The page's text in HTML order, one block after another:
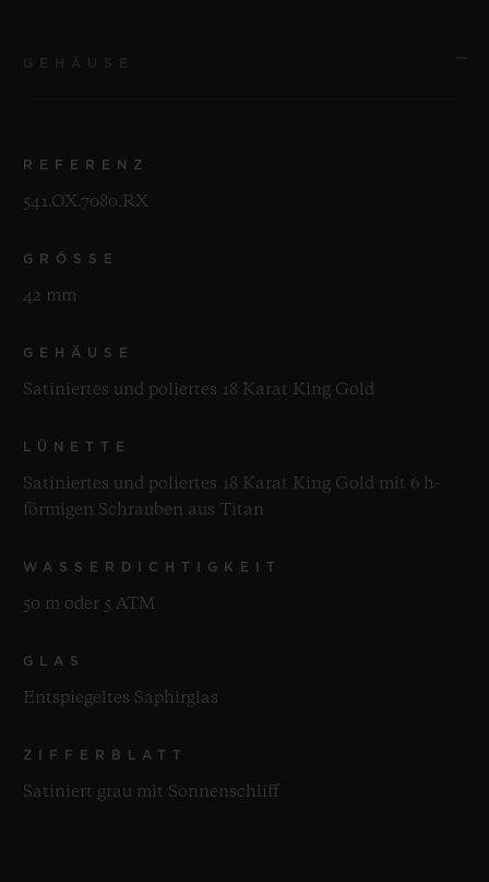
REFERENZ
541.OX.7080.RX
GRÖSSE
42 mm
GEHÄUSE
Satiniertes und poliertes 18 Karat King Gold
LÜNETTE
Satiniertes und poliertes 18 Karat King Gold mit 6 h-
förmigen Schrauben aus Titan
WASSERDICHTIGKEIT
50 m oder 5 ATM
GLAS
Entspiegeltes Saphirglas
ZIFFERBLATT
Satiniert grau mit Sonnenschliff